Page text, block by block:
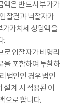
액은 반드시 부가가
찰결과 낙찰자가
가가치세 상당액을
.
입찰자가 비영리
을 포함하여 투찰하
법인인 경우 법인
계 시 적용된 이
으로 합니다.